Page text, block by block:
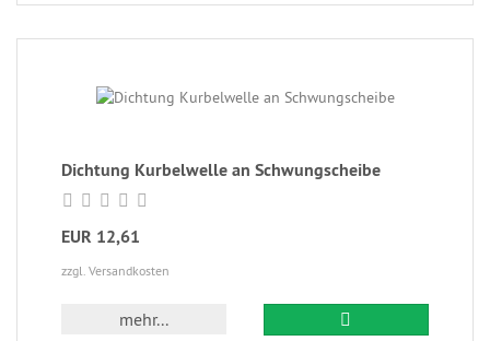
Dichtung Kurbelwelle an Schwungscheibe
EUR 12,61
zzgl. Versandkosten
mehr...